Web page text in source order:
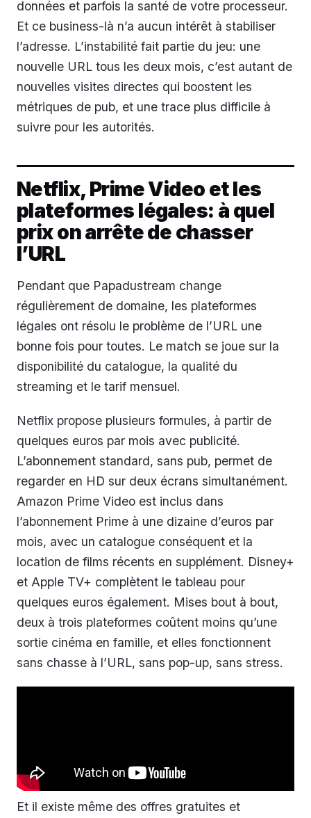
données et parfois la santé de votre processeur.
Et ce business-là n’a aucun intérêt à stabiliser
l’adresse. L’instabilité fait partie du jeu: une
nouvelle URL tous les deux mois, c’est autant de
nouvelles visites directes qui boostent les
métriques de pub, et une trace plus difficile à
suivre pour les autorités.
Netflix, Prime Video et les
plateformes légales: à quel
prix on arrête de chasser
l’URL
Pendant que Papadustream change
régulièrement de domaine, les plateformes
légales ont résolu le problème de l’URL une
bonne fois pour toutes. Le match se joue sur la
disponibilité du catalogue, la qualité du
streaming et le tarif mensuel.
Netflix propose plusieurs formules, à partir de
quelques euros par mois avec publicité.
L’abonnement standard, sans pub, permet de
regarder en HD sur deux écrans simultanément.
Amazon Prime Video est inclus dans
l’abonnement Prime à une dizaine d’euros par
mois, avec un catalogue conséquent et la
location de films récents en supplément. Disney+
et Apple TV+ complètent le tableau pour
quelques euros également. Mises bout à bout,
deux à trois plateformes coûtent moins qu’une
sortie cinéma en famille, et elles fonctionnent
sans chasse à l’URL, sans pop-up, sans stress.
Et il existe même des offres gratuites et